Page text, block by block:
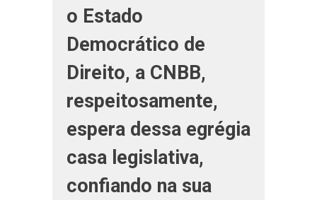
o Estado
Democrático de
Direito, a CNBB,
respeitosamente,
espera dessa egrégia
casa legislativa,
confiando na sua